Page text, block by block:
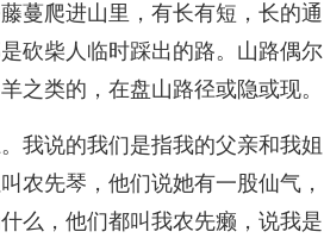
蔓爬进山里，有长有短，长的通
砍柴人临时踩出的路。山路偶尔
之类的，在盘山路径或隐或现。
我说的我们是指我的父亲和我姐
农先琴，他们说她有一股仙气，
么，他们都叫我农先癞，说我是